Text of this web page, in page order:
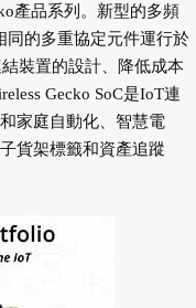
產品系列。新型的多頻
同的多重協定元件運行於
裝置的設計、降低成本
Gecko SoC是IoT連
家庭自動化、智慧電
貨架標籤和資產追蹤